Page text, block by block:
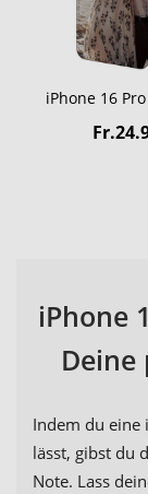
iPhone 16
iPhone
Deine
Indem du eine
lässt, gibst du
Note. Lass